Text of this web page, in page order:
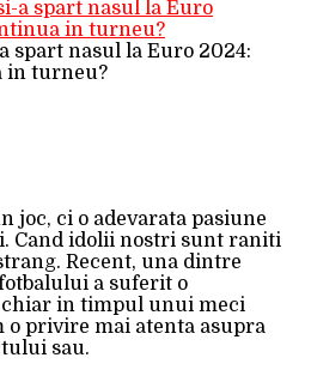
spart nasul la Euro 2024:
in turneu?
joc, ci o adevarata pasiune
Cand idolii nostri sunt raniti
Recent, una dintre
a suferit o
in timpul unui meci
o privire mai atenta asupra
sau.